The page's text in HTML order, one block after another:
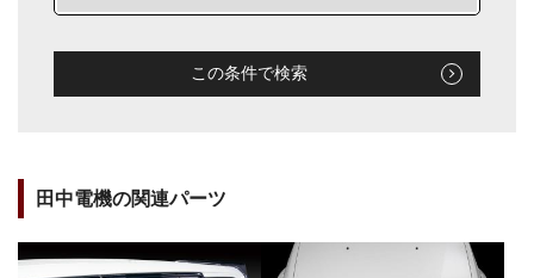
この条件で検索
田中電機の関連パーツ